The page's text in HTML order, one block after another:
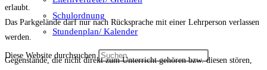
Schulordnung
Stundenplan/ Kalender
Diese Website durchsuchen
erlaubt.
Das Parkgelände darf nur nach Rücksprache mit einer Lehrperson verlassen
werden.
Gegenstände, die nicht direkt zum Unterricht gehören bzw. diesen stören,